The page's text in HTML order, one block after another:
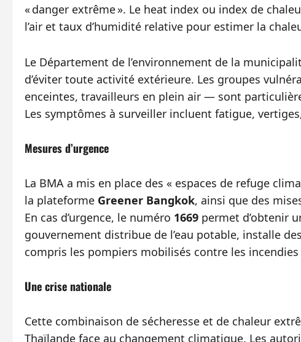
« danger extrême ». Le heat index ou index de
l’air et taux d’humidité relative pour estimer la
Le Département de l’environnement de la
d’éviter toute activité extérieure. Les groupes
enceintes, travailleurs en plein air — sont
Les symptômes à surveiller incluent fatigue,
Mesures d’urgence
La BMA a mis en place des « espaces de refuge
la plateforme Greener Bangkok, ainsi que des
En cas d’urgence, le numéro 1669 permet d’obtenir
gouvernement distribue de l’eau potable, installe
compris les pompiers mobilisés contre les
Une crise nationale
Cette combinaison de sécheresse et de chaleur
Thaïlande face au changement climatique. Les